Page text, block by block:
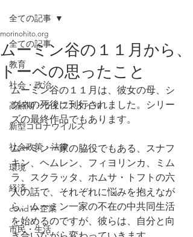
全ての記事
教育
社会・政治
高齢期・ライフスタイル
新型コロナウイルス
社会政策・法律
環境
経済
covid19 企業
市民・生活
全ての記事
ムーミン谷の１１月から、
トーベの思ったこと
morinohito.org
ムーミン谷の１１月は、彼女の母、シ
グネの死後に刊行されました。シリー
ズの最終作品でもあります。
ムーミン一家の脇役でもある、スナフ
キン、ヘムレン、フィヨリンカ、ミム
ラ、スクラッタ、ホムサ・トフトの六
人の話で、それぞれに悩みを抱えなが
ら、ムーミン一家の不在の中共同生活
を始めるのですが、彼らは、自分と向